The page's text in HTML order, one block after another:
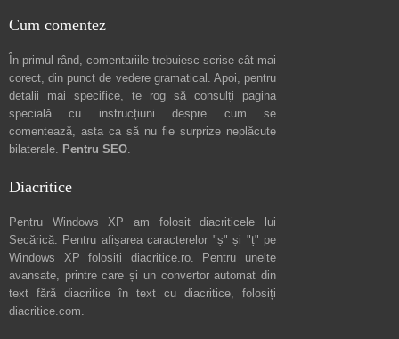
Cum comentez
În primul rând, comentariile trebuiesc scrise cât mai
corect, din punct de vedere gramatical. Apoi, pentru
detalii mai specifice, te rog să consulți pagina
specială cu instrucțiuni despre cum se
comentează, asta ca să nu fie surprize neplăcute
bilaterale. Pentru SEO.
Diacritice
Pentru Windows XP am folosit diacriticele lui
Secărică. Pentru afișarea caracterelor "ș" și "ț" pe
Windows XP folosiți diacritice.ro. Pentru unelte
avansate, printre care și un convertor automat din
text fără diacritice în text cu diacritice, folosiți
diacritice.com.